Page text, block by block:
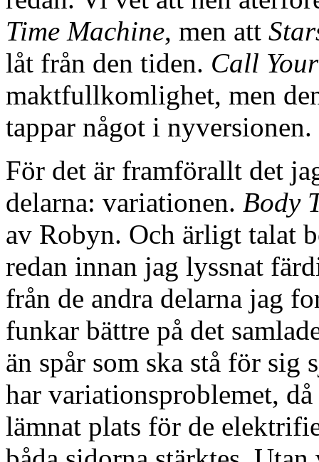
Time Machine, men att
låt från den tiden. Call
maktfullkomlighet, men
tappar något i nyversionen.
För det är framförallt det
delarna: variationen. Body
av Robyn. Och ärligt talat
redan innan jag lyssnat
från de andra delarna jag
funkar bättre på det
än spår som ska stå för sig
har variationsproblemet,
lämnat plats för de